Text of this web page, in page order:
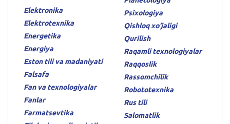
Elektronika
Elektrotexnika
Energetika
Energiya
Eston tili va madaniyati
Falsafa
Fan va texnologiyalar
Fanlar
Farmatsevtika
Psixologiya
Qishloq xo'jaligi
Qurilish
Raqamli texnologiyalar
Raqqoslik
Rassomchilik
Robototexnika
Rus tili
Salomatlik